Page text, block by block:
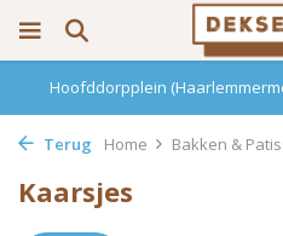
Haarlemmerdijk 136
Terug Home Bakken &
Kaarsjes